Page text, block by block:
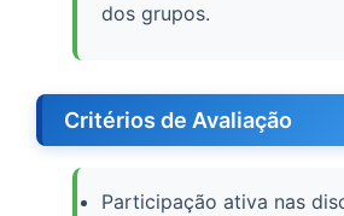
dos grupos.
Critérios de Avaliação
Participação ativa nas